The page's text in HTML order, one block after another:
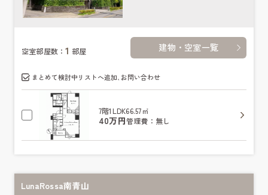
空室部屋数：1 部屋 建物・空室一覧
まとめて検討中リストへ追加､お問い合わせ
7階1LDK66.57㎡
40万円管理費：無し
LunaRossa南青山